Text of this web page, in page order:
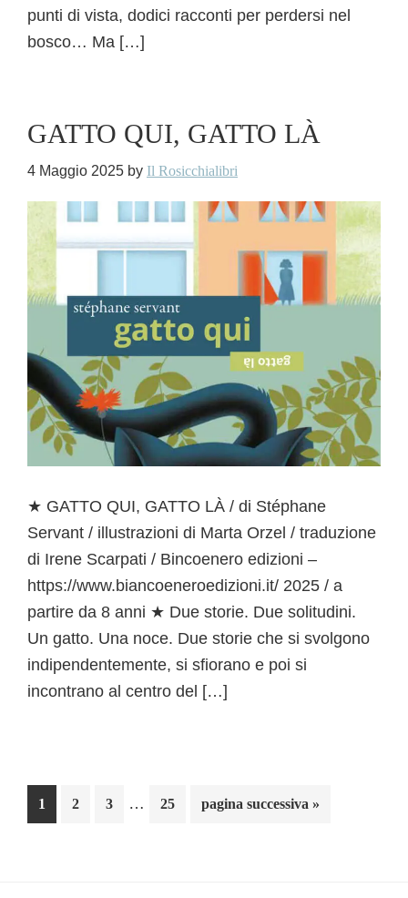
punti di vista, dodici racconti per perdersi nel
bosco… Ma […]
GATTO QUI, GATTO LÀ
4 Maggio 2025 by Il Rosicchialibri
★ GATTO QUI, GATTO LÀ / di Stéphane
Servant / illustrazioni di Marta Orzel / traduzione
di Irene Scarpati / Bincoenero edizioni –
https://www.biancoeneroedizioni.it/ 2025 / a
partire da 8 anni ★ Due storie. Due solitudini.
Un gatto. Una noce. Due storie che si svolgono
indipendentemente, si sfiorano e poi si
incontrano al centro del […]
Pagina
1 Pagina
2 Pagina
3
Pagine
… Pagina
25
Vai
pagina successiva »